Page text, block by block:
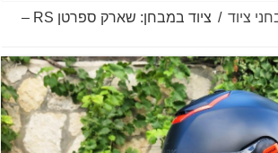
ציוד /
ציוד במבחן: שארק ספרטן RS –